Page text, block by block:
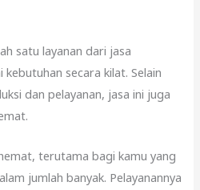
satu layanan dari jasa
secara kilat. Selain
dan pelayanan, jasa ini juga
terutama bagi kamu yang
jumlah banyak. Pelayanannya